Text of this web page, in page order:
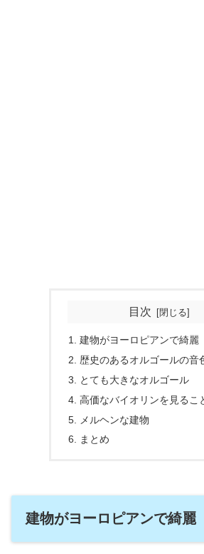
目次
建物がヨーロピアンで綺麗
歴史のあるオルゴールの音
とても大きなオルゴール
高価なバイオリンを見るこ
メルヘンな建物
まとめ
建物がヨーロピアンで綺麗